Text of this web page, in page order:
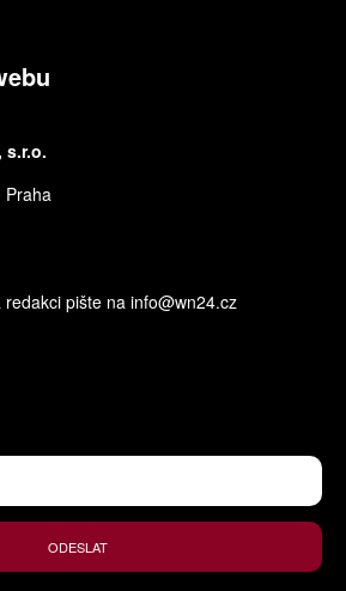
s.r.o.
Praha
pište na info@wn24.cz
ODESLAT